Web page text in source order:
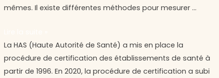
mêmes. Il existe différentes méthodes pour mesurer …
c’est
La HAS (Haute Autorité de Santé) a mis en place la
procédure de certification des établissements de santé à
partir de 1996. En 2020, la procédure de certification a subi
Qu’est-
ce
que